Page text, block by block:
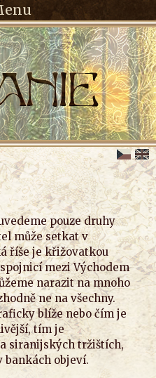
pouze druhy
může setkat v
říše je křižovatkou
mezi Východem
narazit na mnoho
ne na všechny.
blíže nebo čím je
tím je
siranijských tržištích,
bankách objeví.